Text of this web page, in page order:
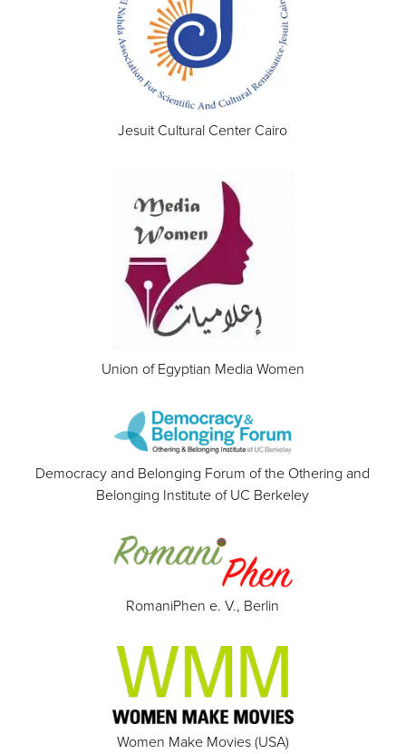
Jesuit Cultural Center Cairo
Union of Egyptian Media Women
Democracy and Belonging Forum of the Othering and
Belonging Institute of UC Berkeley
RomaniPhen e. V., Berlin
Women Make Movies (USA)